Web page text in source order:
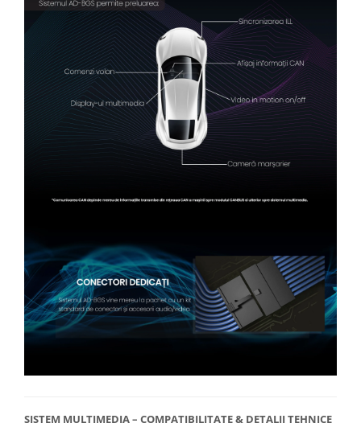
SISTEM MULTIMEDIA – COMPATIBILITATE & DETALII TEHNICE